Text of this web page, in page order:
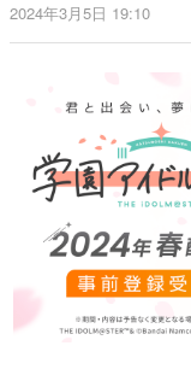
ゲーム
日本の
画です。
日本の
ルを網
解説を
若ゲ
『うつ
一先生
なん
ゲーム
具体的
です。
2024年3月5日 19:10